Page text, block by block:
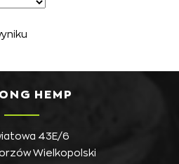
HEMP
43E/6
Wielkopolski